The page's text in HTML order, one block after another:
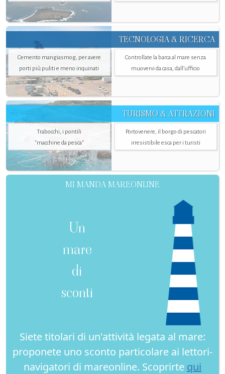
TECNOLOGIA & RICERCA
Cemento mangiasmog, per avere
porti più puliti e meno inquinati
Controllate la barca al mare senza
muovervi da casa, dall’ufficio
TURISMO & ATTRAZIONI
Trabocchi, i pontili
"macchine da pesca"
Portovenere, il borgo di pescatori
irresistibile esca per i turisti
MI MANDA MAREONLINE
Un
mare
di
sconti
Siete titolari di un'attività legata al mare:
proponete uno sconto particolare ai lettori-
navigatori di mareonline. Scoprirte qui